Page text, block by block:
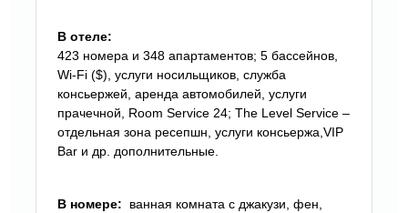
В отеле:
423 номера и 348 апартаментов; 5 бассейнов,
Wi-Fi ($), услуги носильщиков, служба
консьержей, аренда автомобилей, услуги
прачечной, Room Service 24; The Level Service –
отдельная зона ресепшн, услуги консьержа,VIP
Bar и др. дополнительные.
В номере:
ванная комната с джакузи, фен,